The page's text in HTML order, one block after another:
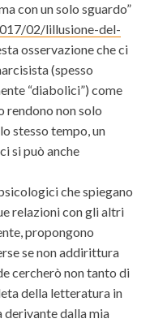
con un solo sguardo”
02/lillusione-del-
osservazione che ci
(spesso
“diabolici”) come
non solo
stesso tempo, un
si può anche
che spiegano
relazioni con gli altri
propongono
se non addirittura
cercherò non tanto di
della letteratura in
derivante dalla mia